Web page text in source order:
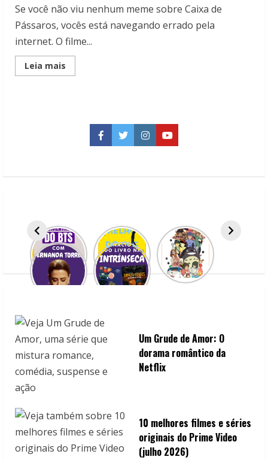
Se você não viu nenhum meme sobre Caixa de
Pássaros, vocês está navegando errado pela
internet. O filme...
Leia mais
more
Pássaros
Facebook
TwitterInstagramYouTube
Um Grude de Amor: O
dorama romântico da
Netflix
10 melhores filmes e séries
originais do Prime Video
(julho 2026)